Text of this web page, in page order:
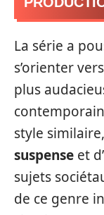
La série a
s’orienter
plus
style
suspense et
sujets
de ce genre